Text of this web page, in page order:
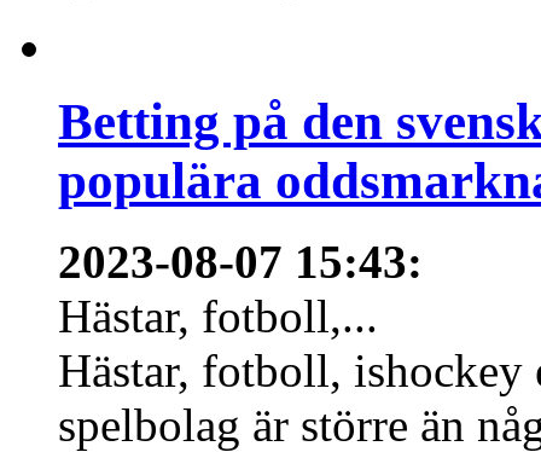
Betting på den
populära
2023-08-07 15:43:
Hästar, fotboll,...
Hästar, fotboll,
spelbolag är större än